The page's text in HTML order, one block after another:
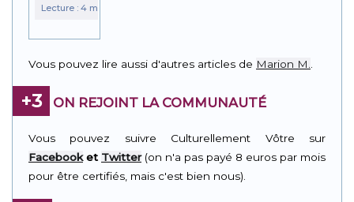
Vous pouvez lire aussi d'autres articles de Marion M.
+3 ON REJOINT LA COMMUNAUTÉ
Vous pouvez suivre Culturellement Vôtre sur
Facebooket Twitter(on n'a pas payé 8 euros par mois
pour être certifiés, mais c'est bien nous).